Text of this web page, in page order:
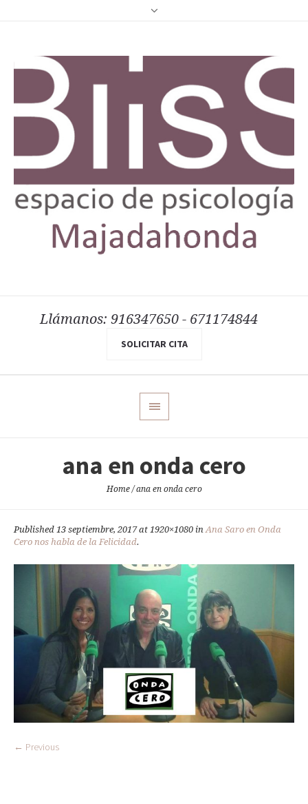
Llámanos: 916347650 - 671174844
SOLICITAR CITA
ana en onda cero
Home /ana en onda cero
Published 13 septiembre, 2017at 1920×1080 inAna Saro en Onda
Cero nos habla de la Felicidad.
← Previous